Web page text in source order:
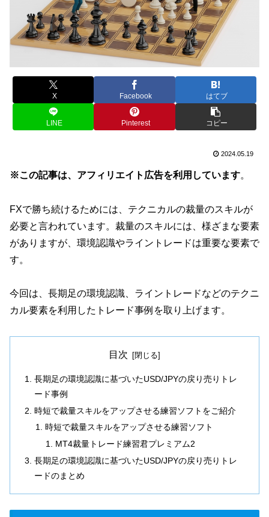
X Facebook はてブ
LINE Pinterest コピー
2024.05.19
※この記事は、アフィリエイト広告を利用しています。
FXで勝ち続けるためには、テクニカルの裁量のスキルが
必要と言われています。裁量のスキルには、様ざまな要素
がありますが、環境認識やライントレードは重要な要素で
す。
今回は、長期足の環境認識、ライントレードなどのテクニ
カル要素を利用したトレード事例を取り上げます。
目次
長期足の環境認識に基づいたUSD/JPYの戻り売りトレ
ード事例
時短で裁量スキルをアップさせる練習ソフトをご紹介
時短で裁量スキルをアップさせる練習ソフト
MT4裁量トレード練習君プレミアム2
長期足の環境認識に基づいたUSD/JPYの戻り売りトレ
ードのまとめ